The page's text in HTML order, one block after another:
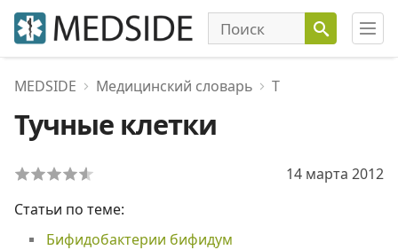
MEDSIDE Медицинский словарь Т
Тучные клетки
14 марта 2012
Статьи по теме:
Бифидобактерии бифидум